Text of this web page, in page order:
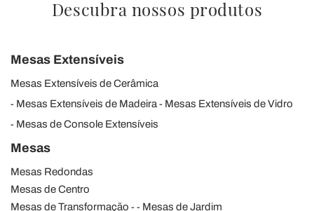
Descubra nossos produtos
Mesas Extensíveis
Mesas Extensíveis de Cerâmica
Mesas Extensíveis de Madeira
Mesas Extensíveis de Vidro
Mesas de Console Extensíveis
Mesas
Mesas Redondas
Mesas de Centro
Mesas de Transformação
Mesas de Jardim